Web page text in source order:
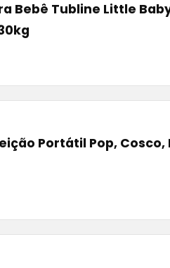
Bebê Tubline Little
Portátil Pop, Cosco,